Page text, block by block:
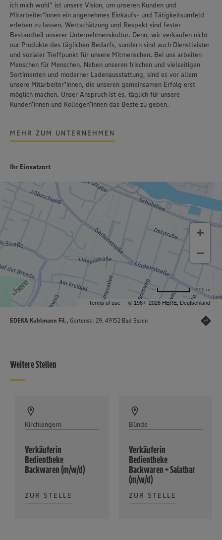
ich mich wohl” ist unsere Vision, um unseren Kunden und
Mitarbeiter*innen ein angenehmes Einkaufs- und Tätigkeitsumfeld
erleben zu lassen. Wertschätzung und Respekt sind fester
Bestandteil unserer Unternehmenskultur. Denn, wir verkaufen nicht
nur Produkte des täglichen Bedarfs, sondern sind auch Dienstleister
und sozialer Treffpunkt für unsere Mitmenschen. Bei uns arbeiten
Menschen für Menschen. Neben unseren frischen und vielseitigen
Sortimenten und moderner Ladenausstattung, sind es vor allem
unsere Mitarbeiter*innen, die unseren gemeinsamen Erfolg erst
möglich machen. Unser Anspruch ist es, täglich für unsere
Kunden*innen und Kollegen*innen das Beste zu geben.
MEHR ZUM UNTERNEHMEN
Ihr Einsatzort
Terms of use © 1987–2026 HERE, Deutschland
200 m
EDEKA Kuhlmann Fil., Gartenstr. 29, 49152 Bad Essen
Weitere Stellen
Kirchlengern
Verkäuferin
Bedientheke
Backwaren (m/w/d)
ZUR STELLE
Bünde
Verkäuferin
Bedientheke
Backwaren + Salatbar
(m/w/d)
ZUR STELLE